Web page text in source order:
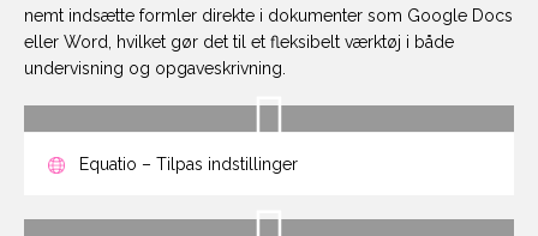
nemt indsætte formler direkte i dokumenter som Google Docs
eller Word, hvilket gør det til et fleksibelt værktøj i både
undervisning og opgaveskrivning.
Equatio – Tilpas indstillinger